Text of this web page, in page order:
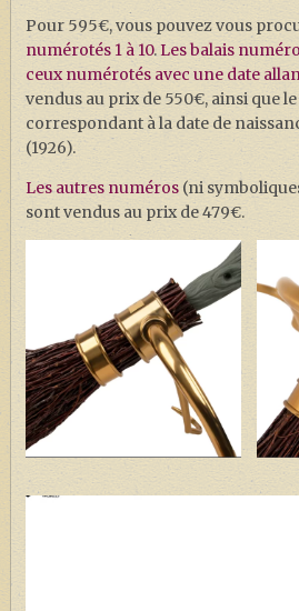
Pour 595€, vous pouvez vous
numérotés 1 à 10.Les balais
ceux numérotés avec une date
vendus au prix de 550€, ainsi que
correspondant à la date de
(1926).
Les autres numéros(ni
sont vendus au prix de 479€.